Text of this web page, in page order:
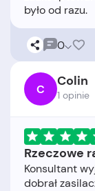
0
C Colin
1 opinie
Rzeczowe
Konsultant
dobrał